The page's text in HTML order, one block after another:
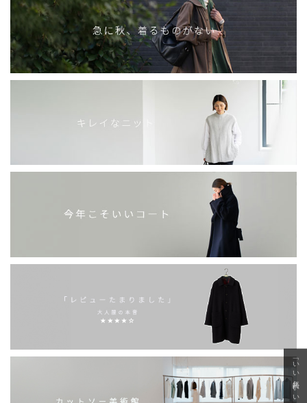
「いい年齢 いい洋服」